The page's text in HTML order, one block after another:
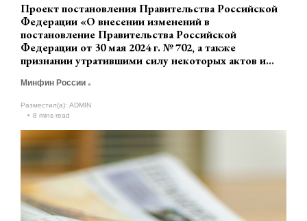
Проект постановления Правительства Российской
Федерации «О внесении изменений в
постановление Правительства Российской
Федерации от 30 мая 2024 г. № 702, а также
признании утратившими силу некоторых актов и
Правительства Российской Федерации»
(разработчик Минфин России)
Минфин России
Разместил(а): ADMIN
8 mins read